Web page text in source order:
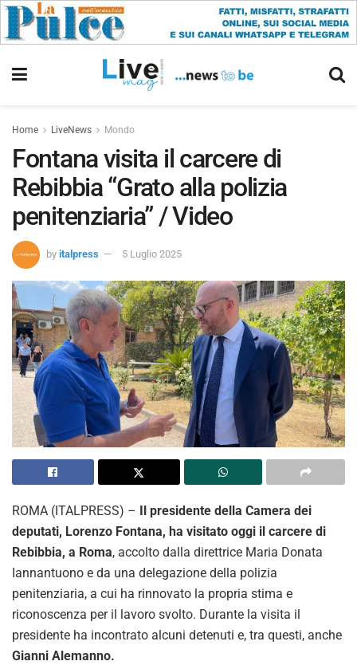
Home LiveNews Mondo
Fontana visita il carcere di
Rebibbia “Grato alla polizia
penitenziaria” / Video
by italpress 5 Luglio 2025
ROMA (ITALPRESS) – Il presidente della Camera dei
deputati, Lorenzo Fontana, ha visitato oggi il carcere di
Rebibbia, a Roma, accolto dalla direttrice Maria Donata
Iannantuono e da una delegazione della polizia
penitenziaria, a cui ha rinnovato la propria stima e
riconoscenza per il lavoro svolto. Durante la visita il
presidente ha incontrato alcuni detenuti e, tra questi, anche
Gianni Alemanno.